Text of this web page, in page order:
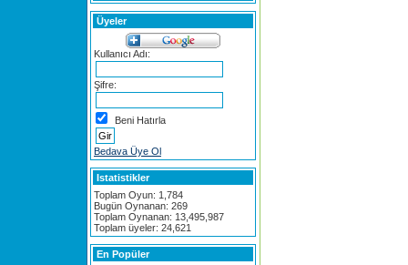
Üyeler
Kullanıcı Adı:
Şifre:
Beni Hatırla
Bedava Üye Ol
Istatistikler
Toplam Oyun: 1,784
Bugün Oynanan: 269
Toplam Oynanan: 13,495,987
Toplam üyeler: 24,621
En Popüler